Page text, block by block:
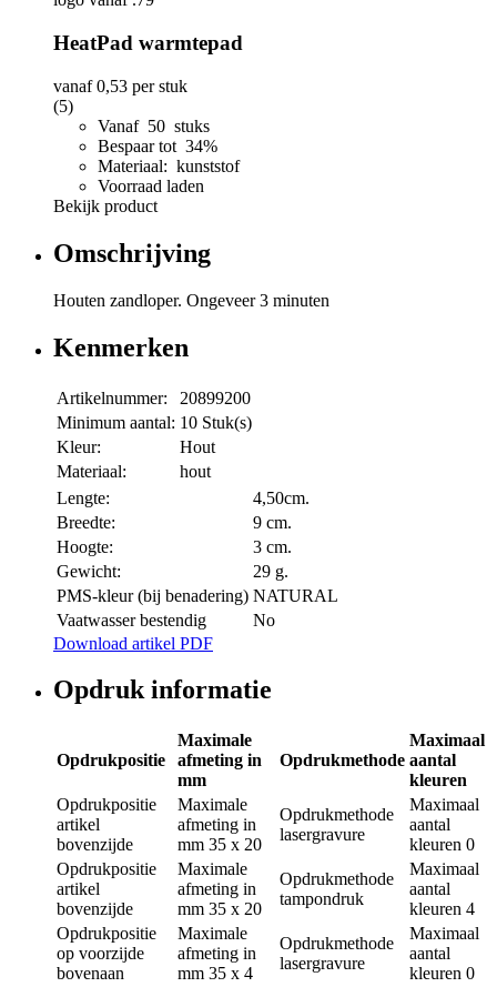
HeatPad warmtepad
vanaf0,53 per stuk
(5)
Vanaf 50 stuks
Bespaar tot 34%
Materiaal: kunststof
Voorraad laden
Bekijk product
Omschrijving
Houten zandloper. Ongeveer 3 minuten
Kenmerken
Artikelnummer:
20899200
Minimum aantal: 10 Stuk(s)
Kleur:
Hout
Materiaal:
hout
Lengte:
4,50cm.
Breedte:
9 cm.
Hoogte:
3 cm.
Gewicht:
29 g.
PMS-kleur (bij benadering) NATURAL
Vaatwasser bestendig
No
Download artikel PDF
Opdruk informatie
Opdrukpositie
Maximale
afmeting in
mm
Opdrukmethode
Maximaal
aantal
kleuren
Opdrukpositie
artikel
bovenzijde
Maximale
afmeting in
mm 35 x 20
Opdrukmethode
lasergravure
Maximaal
aantal
kleuren 0
Opdrukpositie
artikel
bovenzijde
Maximale
afmeting in
mm 35 x 20
Opdrukmethode
tampondruk
Maximaal
aantal
kleuren 4
Opdrukpositie
op voorzijde
bovenaan
Maximale
afmeting in
mm 35 x 4
Opdrukmethode
lasergravure
Maximaal
aantal
kleuren 0